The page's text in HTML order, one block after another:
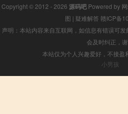
Copyright © 2012 - 2026 源码吧 Powered by
图 | 疑难解答 赣ICP备
声明：本站内容来自互联网，如信息有错误可
会及时纠正，
本站仅为个人兴趣爱好，不接盈
小男孩